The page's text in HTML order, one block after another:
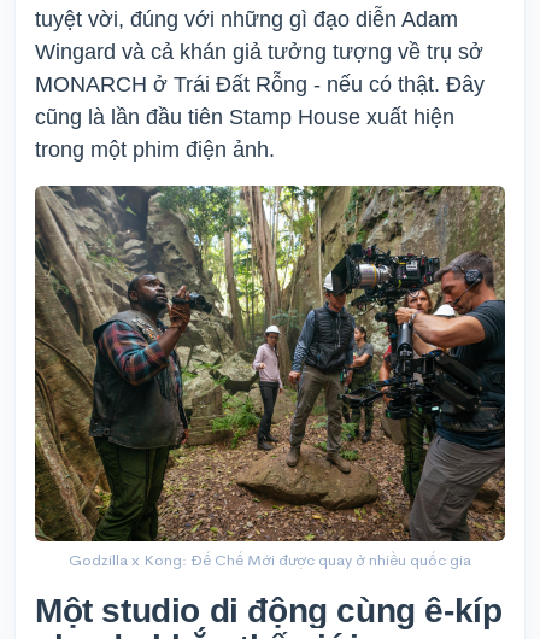
tuyệt vời, đúng với những gì đạo diễn Adam
Wingard và cả khán giả tưởng tượng về trụ sở
MONARCH ở Trái Đất Rỗng - nếu có thật. Đây
cũng là lần đầu tiên Stamp House xuất hiện
trong một phim điện ảnh.
Godzilla x Kong: Đế Chế Mới được quay ở nhiều quốc gia
Một studio di động cùng ê-kíp